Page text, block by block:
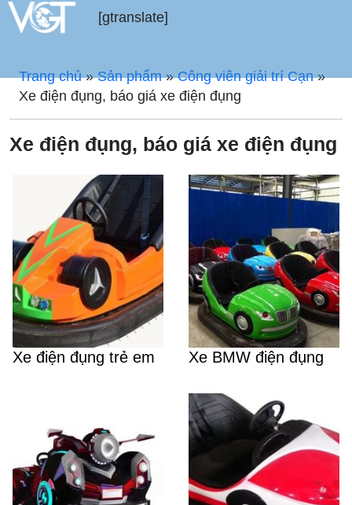
[gtranslate]
Trang chủ»Sản phẩm»Công viên giải trí Cạn»
Xe điện đụng, báo giá xe điện đụng
Xe điện đụng, báo giá xe điện đụng
Xe điện đụng trẻ em Xe BMW điện đụng